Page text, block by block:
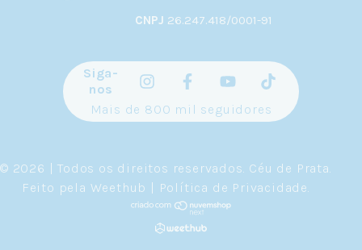
CNPJ 26.247.418/0001-91
Siga-
nos
Mais de 800 mil seguidores
© 2026 | Todos os direitos reservados. Céu de Prata
Feito pela Weethub | Política de Privacidade